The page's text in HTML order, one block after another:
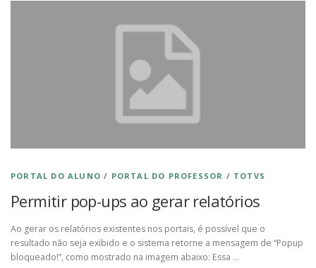
PORTAL DO ALUNO / PORTAL DO PROFESSOR / TOTVS
Permitir pop-ups ao gerar relatórios
Ao gerar os relatórios existentes nos portais, é possível que o
resultado não seja exibido e o sistema retorne a mensagem de “Popup
bloqueado!”, como mostrado na imagem abaixo: Essa …